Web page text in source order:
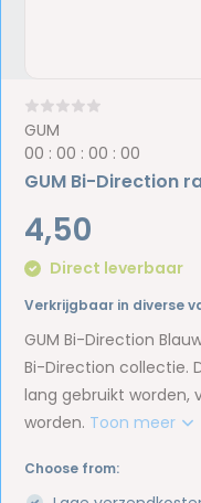
GUM
00 :00 :00 :00
GUM Bi-Direction
4,50
Direct leverbaar
Verkrijgbaar in diverse
GUM Bi-Direction
Bi-Direction collectie.
lang gebruikt worden,
worden. Toon meer
Choose from: